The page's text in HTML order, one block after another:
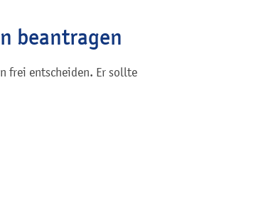
beantragen
frei entscheiden. Er sollte